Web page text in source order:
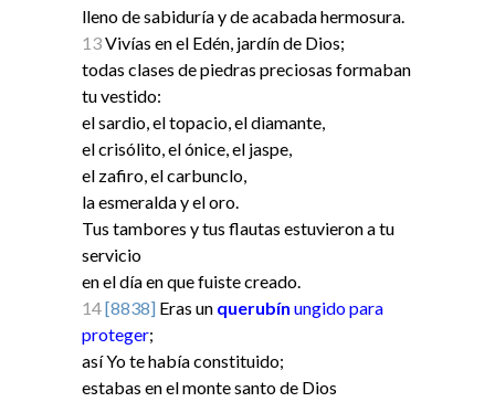
lleno de sabiduría y de acabada hermosura.
13Vivías en el Edén, jardín de Dios;
todas clases de piedras preciosas formaban
tu vestido:
el sardio, el topacio, el diamante,
el crisólito, el ónice, el jaspe,
el zafiro, el carbunclo,
la esmeralda y el oro.
Tus tambores y tus flautas estuvieron a tu
servicio
en el día en que fuiste creado.
14[8838] Eras un querubín ungido para
proteger;
así Yo te había constituido;
estabas en el monte santo de Dios